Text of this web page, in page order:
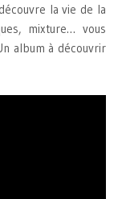
la vie de la
mixture… vous
album à découvrir